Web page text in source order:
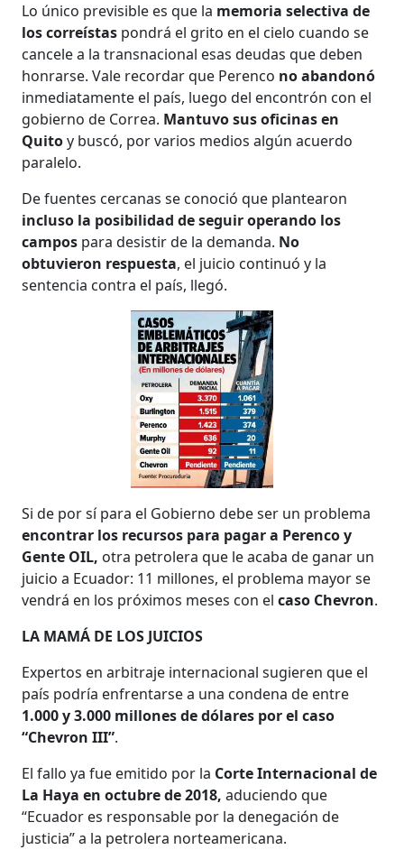
Lo único previsible es que la memoria selectiva de
los correístas pondrá el grito en el cielo cuando se
cancele a la transnacional esas deudas que deben
honrarse. Vale recordar que Perenco no abandonó
inmediatamente el país, luego del encontrón con el
gobierno de Correa. Mantuvo sus oficinas en
Quitoy buscó, por varios medios algún acuerdo
paralelo.
De fuentes cercanas se conoció que plantearon
incluso la posibilidad de seguir operando los
campos para desistir de la demanda. No
obtuvieron respuesta, el juicio continuó y la
sentencia contra el país, llegó.
Si de por sí para el Gobierno debe ser un problema
encontrar los recursos para pagar a Perenco y
Gente OIL, otra petrolera que le acaba de ganar un
juicio a Ecuador: 11 millones, el problema mayor se
vendrá en los próximos meses con el caso Chevron.
LA MAMÁ DE LOS JUICIOS
Expertos en arbitraje internacional sugieren que el
país podría enfrentarse a una condena de entre
1.000 y 3.000 millones de dólares por el caso
“Chevron III”.
El fallo ya fue emitido por la Corte Internacional de
La Haya en octubre de 2018,aduciendo que
“Ecuador es responsable por la denegación de
justicia” a la petrolera norteamericana.